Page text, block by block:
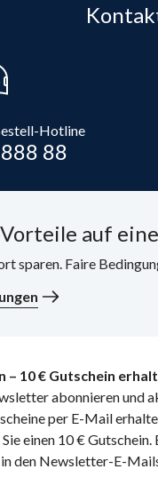
Hotline
88
auf
sparen. Faire
10 € Gutschein
abonnieren und
per E-Mail
einen 10 € Gutschein.
den Newsletter-E-